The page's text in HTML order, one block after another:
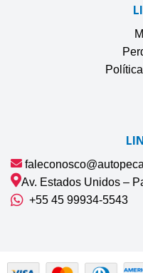
Av. Estados Unidos –
+55 45 99934‑5543‬